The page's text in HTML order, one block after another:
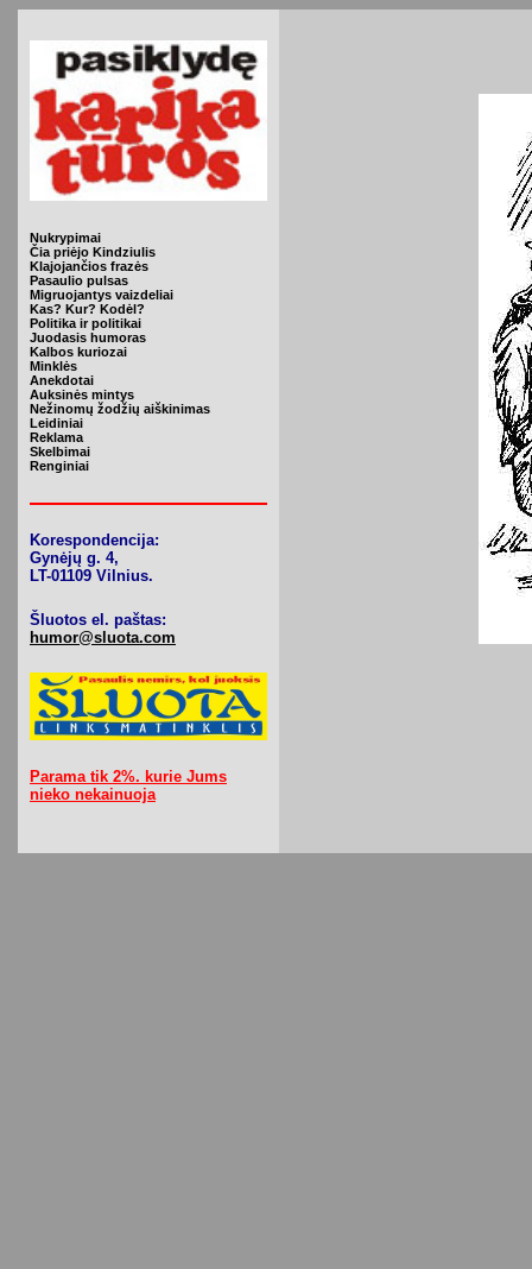
Nukrypimai
Čia priėjo Kindziulis
Klajojančios frazės
Pasaulio pulsas
Migruojantys vaizdeliai
Kas? Kur? Kodėl?
Politika ir politikai
Juodasis humoras
Kalbos kuriozai
Minklės
Anekdotai
Auksinės mintys
Nežinomų žodžių aiškinimas
Leidiniai
Reklama
Skelbimai
Renginiai
Korespondencija:
Gynėjų g. 4,
LT-01109 Vilnius.
Šluotos el. paštas:
humor@sluota.com
Parama tik 2%. kurie Jums
nieko nekainuoja